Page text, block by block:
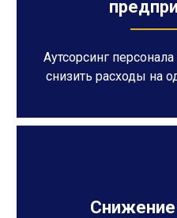
Снижение
Аутсорсинг
снизить расходы на